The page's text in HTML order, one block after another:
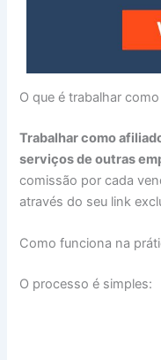
O que é trabalhar
Trabalhar como
serviços de outras
comissão por cada
através do seu link
Como funciona na
O processo é simples: